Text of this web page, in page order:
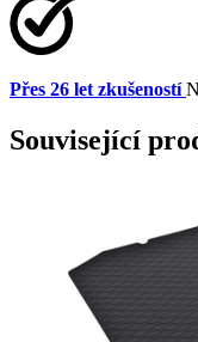
Přes 26 let zkušeností
Související